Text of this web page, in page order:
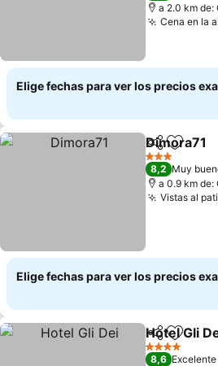
a 2.0 km de:
Cena en la
Elige fechas para ver los precios
Compartir
Dimora71
3 Estrellas
8,2 Muy
a 0.9 km de:
Vistas al
Elige fechas para ver los precios
Compartir
Hotel Gli
4 Estrellas
8,6 Excelente